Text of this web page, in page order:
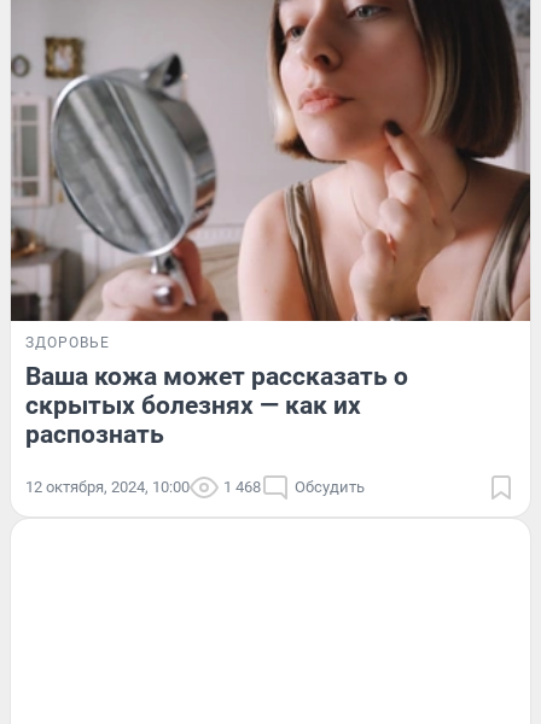
ЗДОРОВЬЕ
Ваша кожа может рассказать о
скрытых болезнях — как их
распознать
12 октября, 2024, 10:00 1 468 Обсудить